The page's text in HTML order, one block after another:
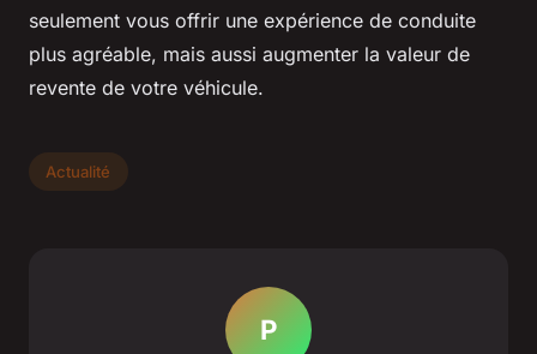
seulement vous offrir une expérience de conduite
plus agréable, mais aussi augmenter la valeur de
revente de votre véhicule.
Actualité
P